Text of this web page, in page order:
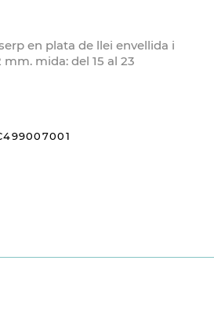
en plata de llei envellida i
mida: del 15 al 23